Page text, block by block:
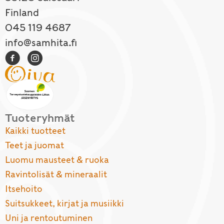
Finland
045 119 4687
info@samhita.fi
Tuoteryhmät
Kaikki tuotteet
Teet ja juomat
Luomu mausteet & ruoka
Ravintolisät & mineraalit
Itsehoito
Suitsukkeet, kirjat ja musiikki
Uni ja rentoutuminen